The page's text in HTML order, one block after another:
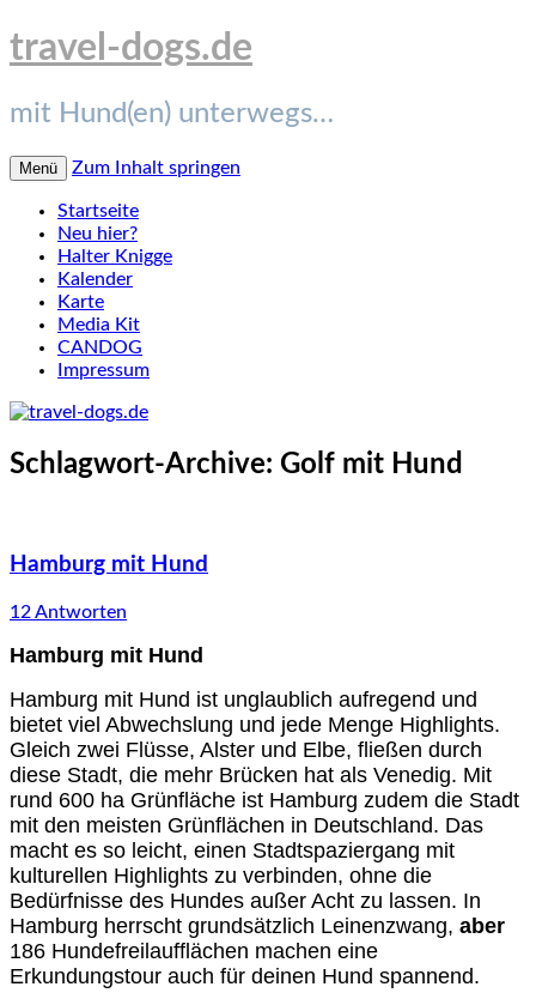
travel-dogs.de
mit Hund(en) unterwegs…
Menü Zum Inhalt springen
Startseite
Neu hier?
Halter Knigge
Kalender
Karte
Media Kit
CANDOG
Impressum
Schlagwort-Archive: Golf mit Hund
Hamburg mit Hund
12 Antworten
Hamburg mit Hund
Hamburg mit Hund ist unglaublich aufregend und
bietet viel Abwechslung und jede Menge Highlights.
Gleich zwei Flüsse, Alster und Elbe, fließen durch
diese Stadt, die mehr Brücken hat als Venedig. Mit
rund 600 ha Grünfläche ist Hamburg zudem die Stadt
mit den meisten Grünflächen in Deutschland. Das
macht es so leicht, einen Stadtspaziergang mit
kulturellen Highlights zu verbinden, ohne die
Bedürfnisse des Hundes außer Acht zu lassen. In
Hamburg herrscht grundsätzlich Leinenzwang, aber
186 Hundefreilaufflächen machen eine
Erkundungstour auch für deinen Hund spannend.